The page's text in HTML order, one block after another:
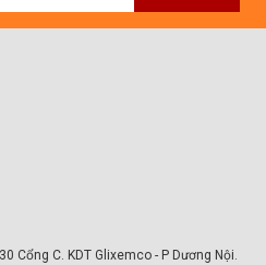
Cổng C. KDT Glixemco - P Dương Nội.